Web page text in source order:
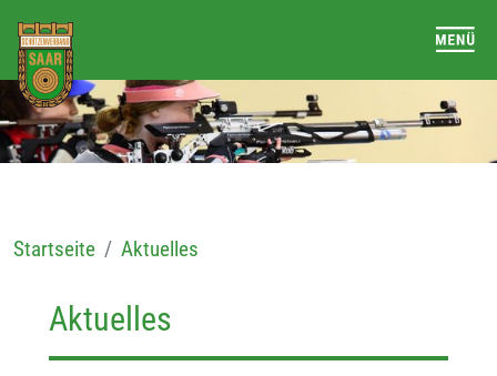
Startseite Aktuelles
Aktuelles